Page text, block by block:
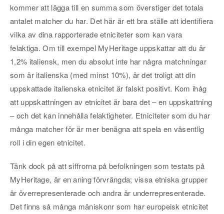
kommer att lägga till en summa som överstiger det totala
antalet matcher du har. Det här är ett bra ställe att identifiera
vilka av dina rapporterade etniciteter som kan vara
felaktiga. Om till exempel MyHeritage uppskattar att du är
1,2% italiensk, men du absolut inte har några matchningar
som är italienska (med minst 10%), är det troligt att din
uppskattade italienska etnicitet är falskt positivt. Kom ihåg
att uppskattningen av etnicitet är bara det – en uppskattning
– och det kan innehålla felaktigheter. Etniciteter som du har
många matcher för är mer benägna att spela en väsentlig
roll i din egen etnicitet.
Tänk dock på att siffrorna på befolkningen som testats på
MyHeritage, är en aning förvrängda; vissa etniska grupper
är överrepresenterade och andra är underrepresenterade.
Det finns så många mäniskonr som har europeisk etnicitet